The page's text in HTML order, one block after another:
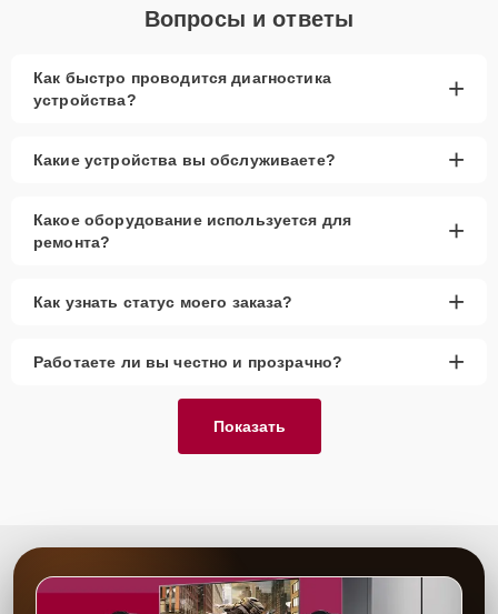
Вопросы и ответы
Как быстро проводится диагностика
устройства?
+
Какие устройства вы обслуживаете? +
Какое оборудование используется для
ремонта?
+
Как узнать статус моего заказа? +
Работаете ли вы честно и прозрачно? +
Показать